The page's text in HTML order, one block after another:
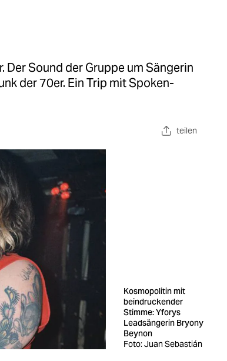
Der Sound der Gruppe um Sängerin
der 70er. Ein Trip mit Spoken-
teilen
Kosmopolitin mit
beindruckender
Stimme: Yforys
Leadsängerin Bryony
Beynon
Foto: Juan Sebastián